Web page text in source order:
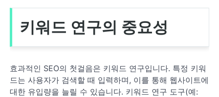
키워드 연구의 중요성
효과적인 SEO의 첫걸음은 키워드 연구입니다. 특정 키워
드는 사용자가 검색할 때 입력하며, 이를 통해 웹사이트에
대한 유입량을 늘릴 수 있습니다. 키워드 연구 도구(예: